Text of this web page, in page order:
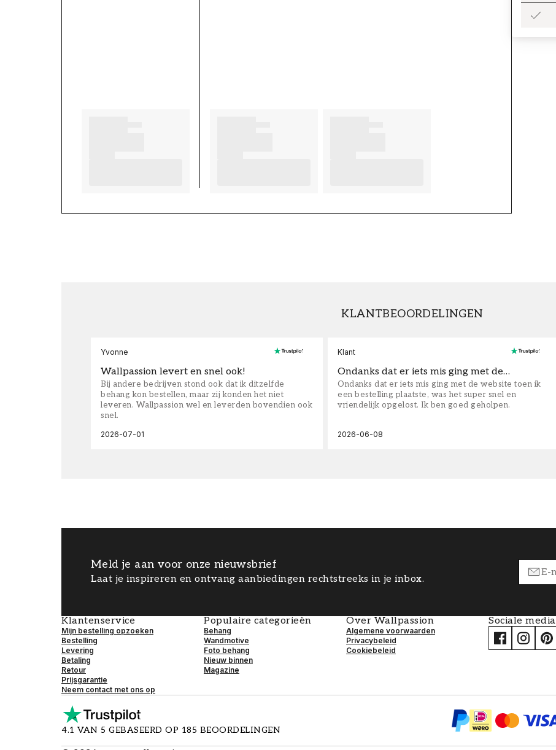
KLANTBEOORDELINGEN
Yvonne
Wallpassion levert en snel ook!
Bij andere bedrijven stond ook dat ik ditzelfde
behang kon bestellen, maar zij konden het niet
leveren. Wallpassion wel en leverden bovendien ook
snel.
2026-07-01
Klant
Ondanks dat er iets mis ging met de…
Ondanks dat er iets mis ging met de website toen ik
een bestelling plaatste, was het super snel en
vriendelijk opgelost. Ik ben goed geholpen.
2026-06-08
Meld je aan voor onze nieuwsbrief
Laat je inspireren en ontvang aanbiedingen rechtstreeks in je inbox.
Klantenservice
Mijn bestelling opzoeken
Bestelling
Levering
Betaling
Retour
Prijsgarantie
Neem contact met ons op
Populaire categorieën
Behang
Wandmotive
Foto behang
Nieuw binnen
Magazine
Over Wallpassion
Algemene voorwaarden
Privacybeleid
Cookiebeleid
Sociale media
4.1 VAN 5 GEBASEERD OP 185 BEOORDELINGEN